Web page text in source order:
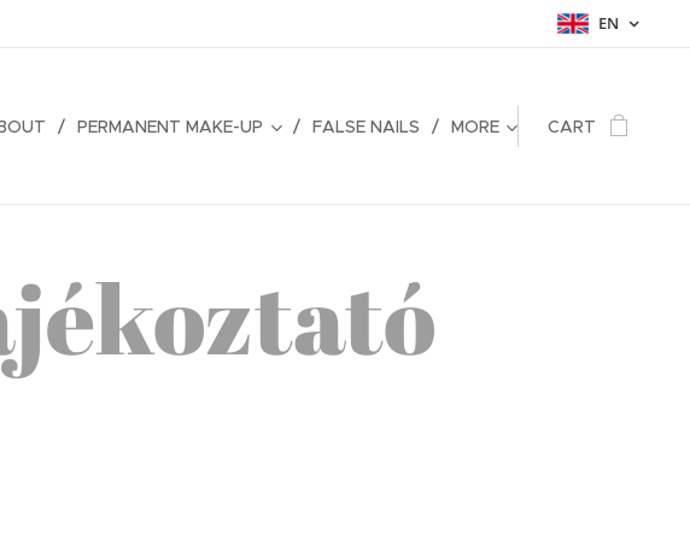
EN
PERMANENT MAKE-UP FALSE NAILS MORE CART